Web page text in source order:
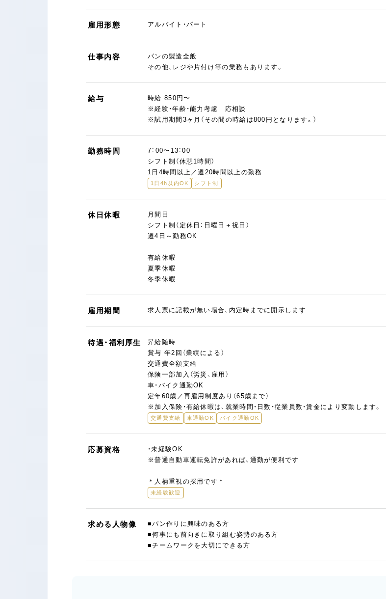
雇用形態 アルバイト・パート
仕事内容
パンの製造全般
その他、レジや片付け等の業務もあります。
給与
時給 850円〜
※経験・年齢・能力考慮 応相談
※試用期間3ヶ月（その間の時給は800円となります。）
勤務時間
7：00〜13：00
シフト制（休憩1時間）
1日4時間以上／週20時間以上の勤務
1日4h以内OK シフト制
休日休暇
月間日
シフト制（定休日：日曜日＋祝日）
週4日～勤務OK
有給休暇
夏季休暇
冬季休暇
雇用期間 求人票に記載が無い場合、内定時までに開示します
待遇・福利厚生
昇給随時
賞与 年2回（業績による）
交通費全額支給
保険一部加入（労災、雇用）
車・バイク通勤OK
定年60歳／再雇用制度あり（65歳まで）
※加入保険・有給休暇は、就業時間・日数・従業員数・賃金により変動します。
交通費支給 車通勤OK バイク通勤OK
応募資格
・未経験OK
※普通自動車運転免許があれば、通勤が便利です
＊人柄重視の採用です＊
未経験歓迎
求める人物像
■パン作りに興味のある方
■何事にも前向きに取り組む姿勢のある方
■チームワークを大切にできる方